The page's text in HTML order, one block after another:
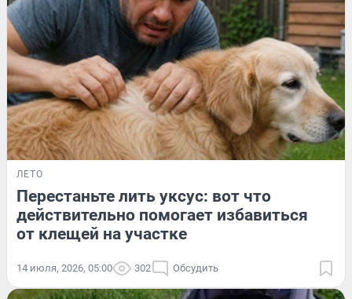
ЛЕТО
Перестаньте лить уксус: вот что
действительно помогает избавиться
от клещей на участке
14 июля, 2026, 05:00 302 Обсудить